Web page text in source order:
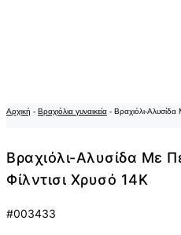
Αρχική - Βραχιόλια γυναικεία - Βραχιόλι-
Βραχιόλι-Αλυσίδα Με
Φίλντισι Χρυσό 14Κ
#003433